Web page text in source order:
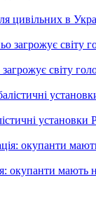
цивільних в
світу
окупанти мають